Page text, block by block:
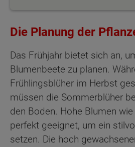
Die Planung der
Das Frühjahr bietet sich an,
Blumenbeete zu planen.
Frühlingsblüher im Herbst
müssen die Sommerblüher
den Boden. Hohe Blumen
perfekt geeignet, um ein
setzen. Die hoch